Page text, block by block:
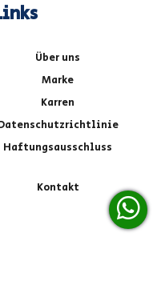
Über uns
Marke
Karren
Haftungsausschluss
Kontakt